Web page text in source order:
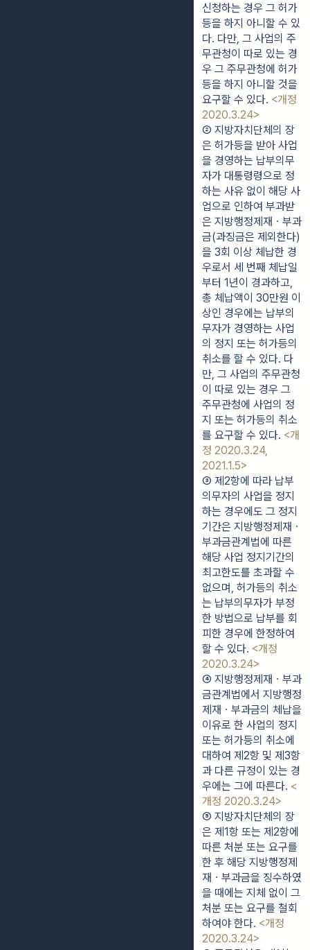
신청하는 경우 그 허가
등을 하지 아니할 수 있
다. 다만, 그 사업의 주
무관청이 따로 있는 경
우 그 주무관청에 허가
등을 하지 아니할 것을
요구할 수 있다. <개정
2020.3.24>
② 지방자치단체의 장
은 허가등을 받아 사업
을 경영하는 납부의무
자가 대통령령으로 정
하는 사유 없이 해당 사
업으로 인하여 부과받
은 지방행정제재ㆍ부과
금(과징금은 제외한다)
을 3회 이상 체납한 경
우로서 세 번째 체납일
부터 1년이 경과하고,
총 체납액이 30만원 이
상인 경우에는 납부의
무자가 경영하는 사업
의 정지 또는 허가등의
취소를 할 수 있다. 다
만, 그 사업의 주무관청
이 따로 있는 경우 그
주무관청에 사업의 정
지 또는 허가등의 취소
를 요구할 수 있다. <개
정 2020.3.24,
2021.1.5>
③ 제2항에 따라 납부
의무자의 사업을 정지
하는 경우에도 그 정지
기간은 지방행정제재ㆍ
부과금관계법에 따른
해당 사업 정지기간의
최고한도를 초과할 수
없으며, 허가등의 취소
는 납부의무자가 부정
한 방법으로 납부를 회
피한 경우에 한정하여
할 수 있다. <개정
2020.3.24>
④ 지방행정제재ㆍ부과
금관계법에서 지방행정
제재ㆍ부과금의 체납을
이유로 한 사업의 정지
또는 허가등의 취소에
대하여 제2항 및 제3항
과 다른 규정이 있는 경
우에는 그에 따른다. <
개정 2020.3.24>
⑤ 지방자치단체의 장
은 제1항 또는 제2항에
따른 처분 또는 요구를
한 후 해당 지방행정제
재ㆍ부과금을 징수하였
을 때에는 지체 없이 그
처분 또는 요구를 철회
하여야 한다. <개정
2020.3.24>